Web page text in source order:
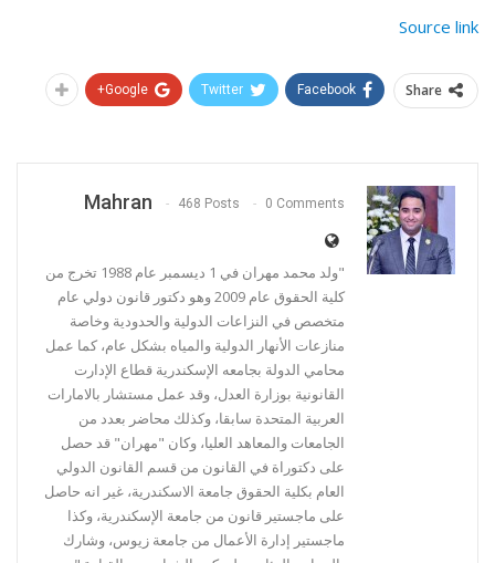
Source link
Share
Facebook
Twitter
Google+
Mahran 468 Posts 0 Comments
"ولد محمد مهران في 1 ديسمبر عام 1988 تخرج من
كلية الحقوق عام 2009 وهو دكتور قانون دولي عام
متخصص في النزاعات الدولية والحدودية وخاصة
منازعات الأنهار الدولية والمياه بشكل عام، كما عمل
محامي الدولة بجامعه الإسكندرية قطاع الإدارت
القانونية بوزارة العدل، وقد عمل مستشار بالامارات
العربية المتحدة سابقا، وكذلك محاضر بعدد من
الجامعات والمعاهد العليا، وكان "مهران" قد حصل
على دكتوراة في القانون من قسم القانون الدولي
العام بكلية الحقوق جامعة الاسكندرية، غير انه حاصل
على ماجستير قانون من جامعة الإسكندرية، وكذا
ماجستير إدارة الأعمال من جامعة زيوس، وشارك